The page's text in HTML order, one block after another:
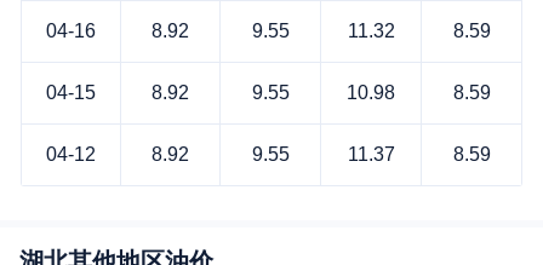
04-16 8.92 9.55 11.32 8.59
04-15 8.92 9.55 10.98 8.59
04-12 8.92 9.55 11.37 8.59